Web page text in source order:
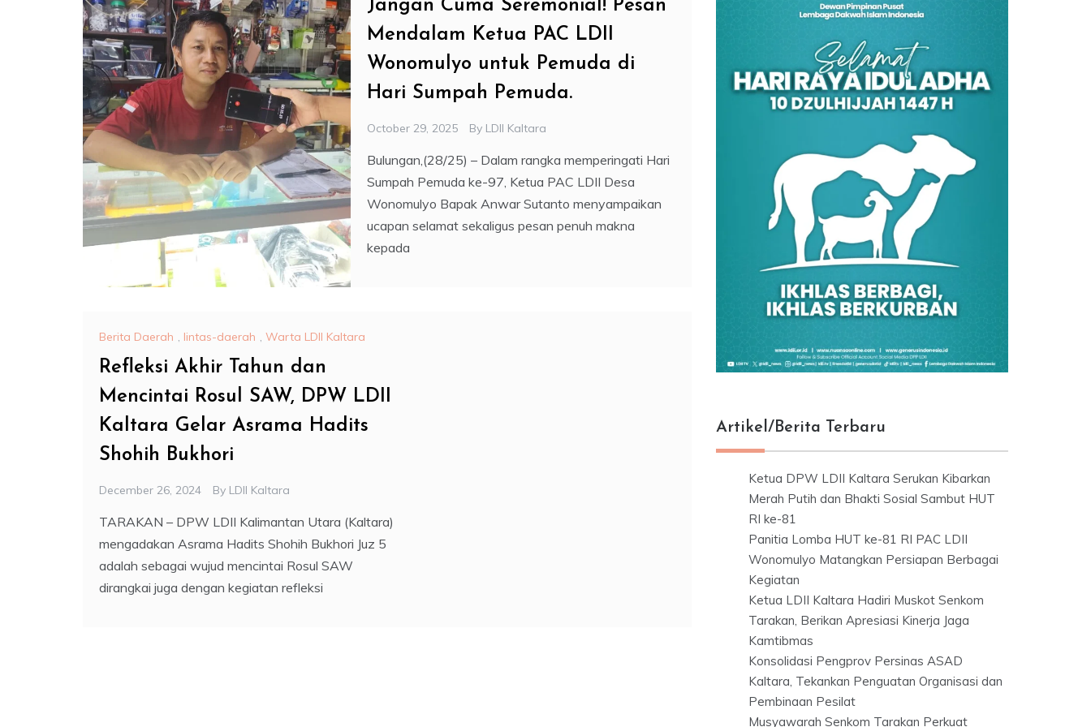
Jangan Cuma Seremonial! Pesan
Mendalam Ketua PAC LDII
Wonomulyo untuk Pemuda di
Hari Sumpah Pemuda.
October 29, 2025 By LDII Kaltara
Bulungan,(28/25) – Dalam rangka memperingati Hari
Sumpah Pemuda ke-97, Ketua PAC LDII Desa
Wonomulyo Bapak Anwar Sutanto menyampaikan
ucapan selamat sekaligus pesan penuh makna
kepada
Berita Daerah , lintas-daerah , Warta LDII Kaltara
Refleksi Akhir Tahun dan
Mencintai Rosul SAW, DPW LDII
Kaltara Gelar Asrama Hadits
Shohih Bukhori
December 26, 2024 By LDII Kaltara
TARAKAN – DPW LDII Kalimantan Utara (Kaltara)
mengadakan Asrama Hadits Shohih Bukhori Juz 5
adalah sebagai wujud mencintai Rosul SAW
dirangkai juga dengan kegiatan refleksi
Artikel/Berita Terbaru
Ketua DPW LDII Kaltara Serukan Kibarkan
Merah Putih dan Bhakti Sosial Sambut HUT
RI ke-81
Panitia Lomba HUT ke-81 RI PAC LDII
Wonomulyo Matangkan Persiapan Berbagai
Kegiatan
Ketua LDII Kaltara Hadiri Muskot Senkom
Tarakan, Berikan Apresiasi Kinerja Jaga
Kamtibmas
Konsolidasi Pengprov Persinas ASAD
Kaltara, Tekankan Penguatan Organisasi dan
Pembinaan Pesilat
Musyawarah Senkom Tarakan Perkuat